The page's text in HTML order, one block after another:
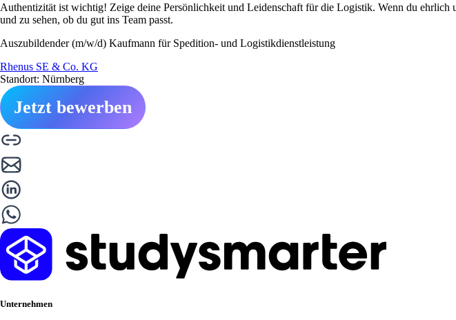
Authentizität ist wichtig! Zeige deine Persönlichkeit und Leidenschaft für die Logistik. Wenn du
und zu sehen, ob du gut ins Team passt.
Auszubildender (m/w/d) Kaufmann für Spedition- und Logistikdienstleistung
Rhenus SE & Co. KG
Standort: Nürnberg
Jetzt bewerben
Unternehmen